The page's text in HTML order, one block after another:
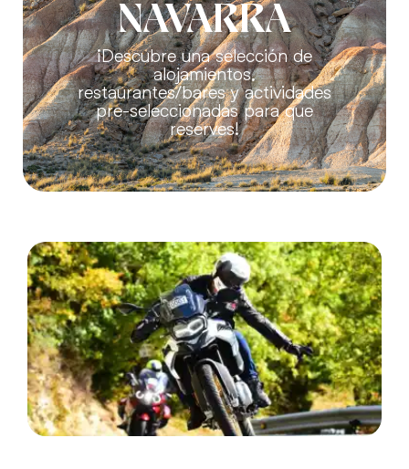
NAVARRA
¡Descubre una selección de
alojamientos,
restaurantes/bares y actividades
pre-seleccionadas para que
reserves!